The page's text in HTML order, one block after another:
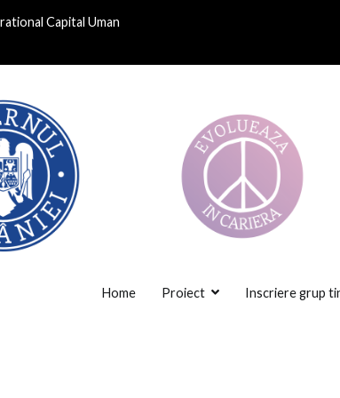
Capital Uman
Home
Proiect Inscriere grup